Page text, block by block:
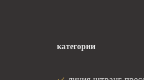
категории